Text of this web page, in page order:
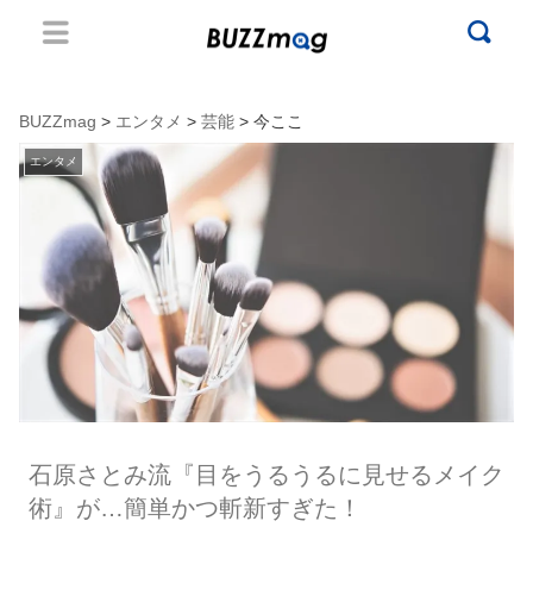
BUZZmag > エンタメ > 芸能 > 今ここ
エンタメ
石原さとみ流『目をうるうるに見せるメイク
術』が…簡単かつ斬新すぎた！